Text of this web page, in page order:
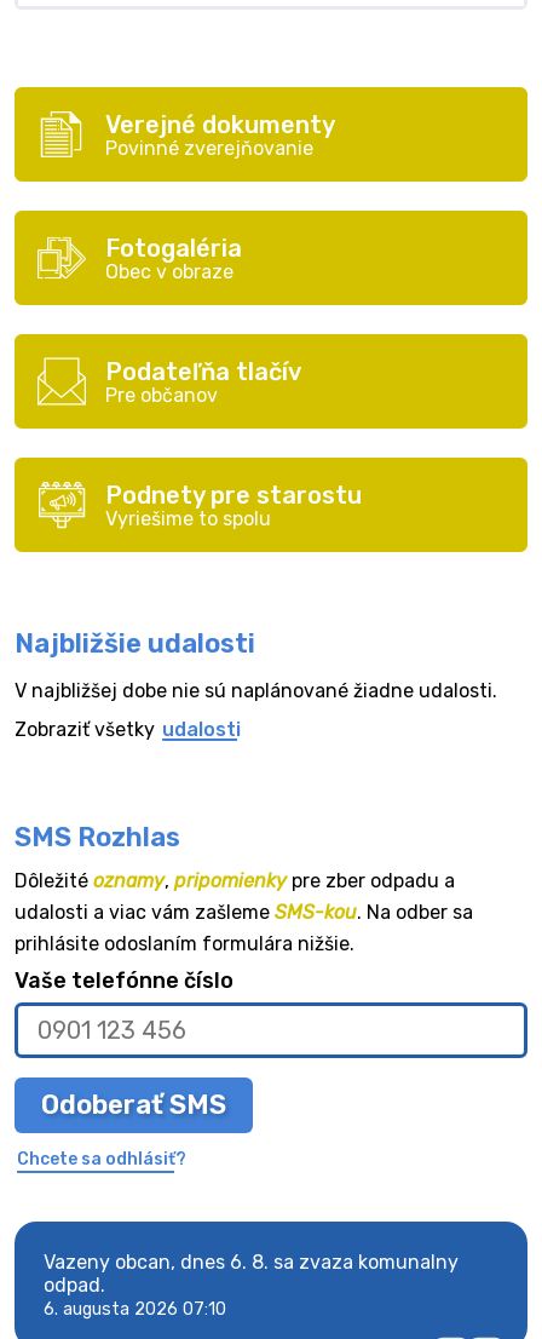
Verejné dokumenty
Povinné zverejňovanie
Fotogaléria
Obec v obraze
Podateľňa tlačív
Pre občanov
Podnety pre starostu
Vyriešime to spolu
Najbližšie udalosti
V najbližšej dobe nie sú naplánované žiadne udalosti.
Zobraziť všetky udalosti
SMS Rozhlas
Dôležité oznamy, pripomienkypre zber odpadu a
udalosti a viac vám zašleme SMS-kou. Na odber sa
prihlásite odoslaním formulára nižšie.
Vaše telefónne číslo
Odoberať SMS
Chcete sa odhlásiť?
Vazeny obcan, dnes 6. 8. sa zvaza komunalny
odpad.
6. augusta 2026 07:10